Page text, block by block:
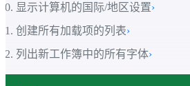
显示计算机的国际/地区设置›
创建所有加载项的列表›
列出新工作簿中的所有字体›